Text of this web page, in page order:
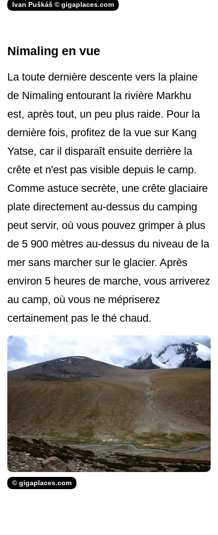
Ivan Puškáš © gigaplaces.com
Nimaling en vue
La toute dernière descente vers la plaine
de Nimaling entourant la rivière Markhu
est, après tout, un peu plus raide. Pour la
dernière fois, profitez de la vue sur Kang
Yatse, car il disparaît ensuite derrière la
crête et n'est pas visible depuis le camp.
Comme astuce secrète, une crête glaciaire
plate directement au-dessus du camping
peut servir, où vous pouvez grimper à plus
de 5 900 mètres au-dessus du niveau de la
mer sans marcher sur le glacier. Après
environ 5 heures de marche, vous arriverez
au camp, où vous ne mépriserez
certainement pas le thé chaud.
© gigaplaces.com